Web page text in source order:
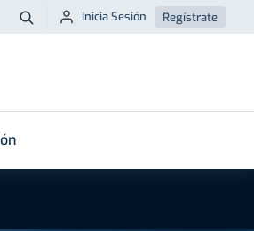
Buscar
Inicia Sesión Regístrate